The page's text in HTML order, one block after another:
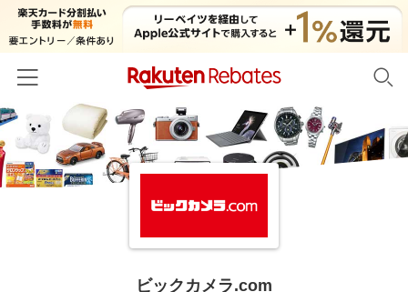
ホーム
カテゴリー一覧
ファッション・インナー・小物
リーベイツ注目ストア
ビックカメラ.com